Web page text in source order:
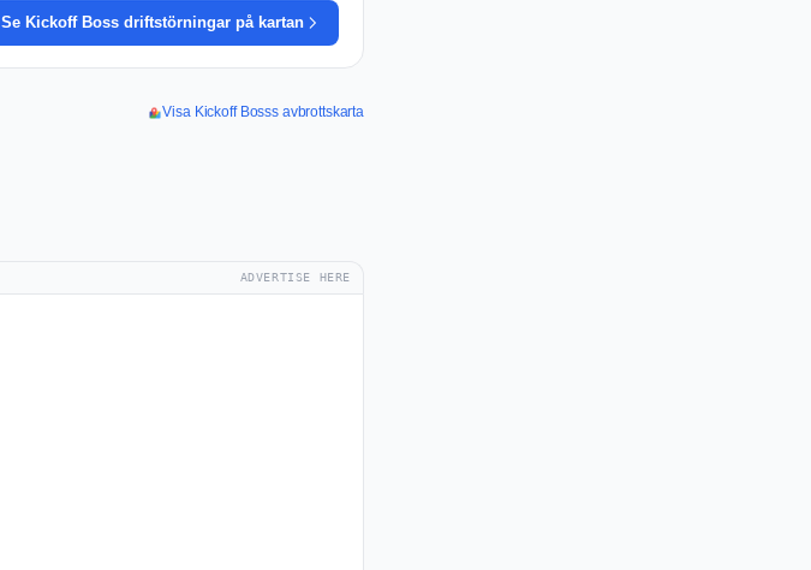
Se Kickoff Boss driftstörningar på kartan
Visa Kickoff Bosss avbrottskarta
ADVERTISE HERE